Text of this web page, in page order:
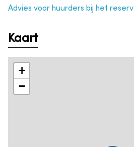
Advies voor huurders bij het
Kaart
+
−